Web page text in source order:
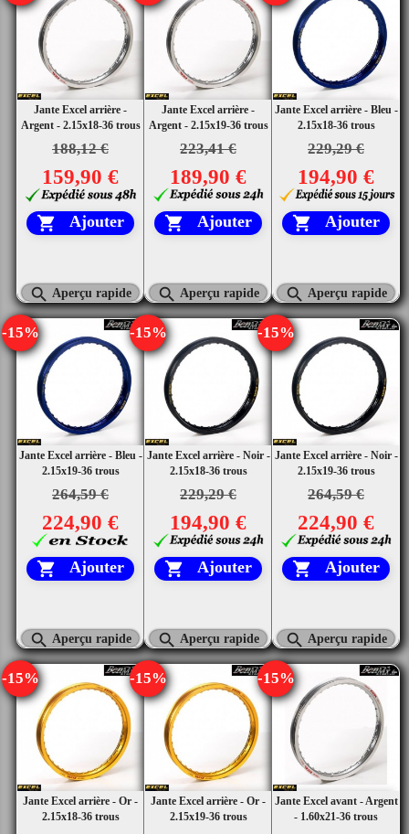
Jante Excel arrière -
Argent - 2.15x18-36 trous
188,12 €
159,90 €
 Ajouter
 Aperçu rapide
Jante Excel arrière -
Argent - 2.15x19-36 trous
223,41 €
189,90 €
 Ajouter
 Aperçu rapide
Jante Excel arrière - Bleu -
2.15x18-36 trous
229,29 €
194,90 €
 Ajouter
 Aperçu rapide
Jante Excel arrière - Bleu -
2.15x19-36 trous
264,59 €
-15%
224,90 €
 Ajouter
 Aperçu rapide
Jante Excel arrière - Noir -
2.15x18-36 trous
229,29 €
-15%
194,90 €
 Ajouter
 Aperçu rapide
Jante Excel arrière - Noir -
2.15x19-36 trous
264,59 €
-15%
224,90 €
 Ajouter
 Aperçu rapide
Jante Excel arrière - Or -
2.15x18-36 trous
-15%
Jante Excel arrière - Or -
2.15x19-36 trous
-15%
Jante Excel avant - Argent
- 1.60x21-36 trous
-15%